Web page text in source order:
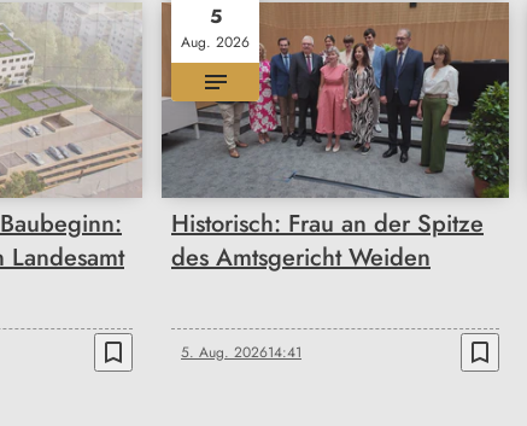
Landesamt
bookmark_border
5
Aug. 2026
Historisch: Frau an der Spitze
des Amtsgericht Weiden
5. Aug. 202614:41 bookmark_border